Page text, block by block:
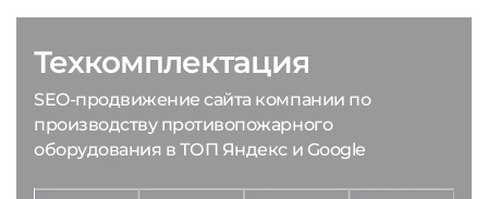
Техкомплектация
SEO-продвижение сайта компании по
производству противопожарного
оборудования в ТОП Яндекс и Google